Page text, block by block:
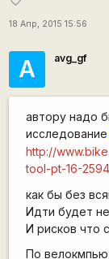
18 Апр, 2015 15:56
А avg_gf
автору надо
исследование
http://
tool-pt-16-
как бы без
Идти будет
И рисков что
По